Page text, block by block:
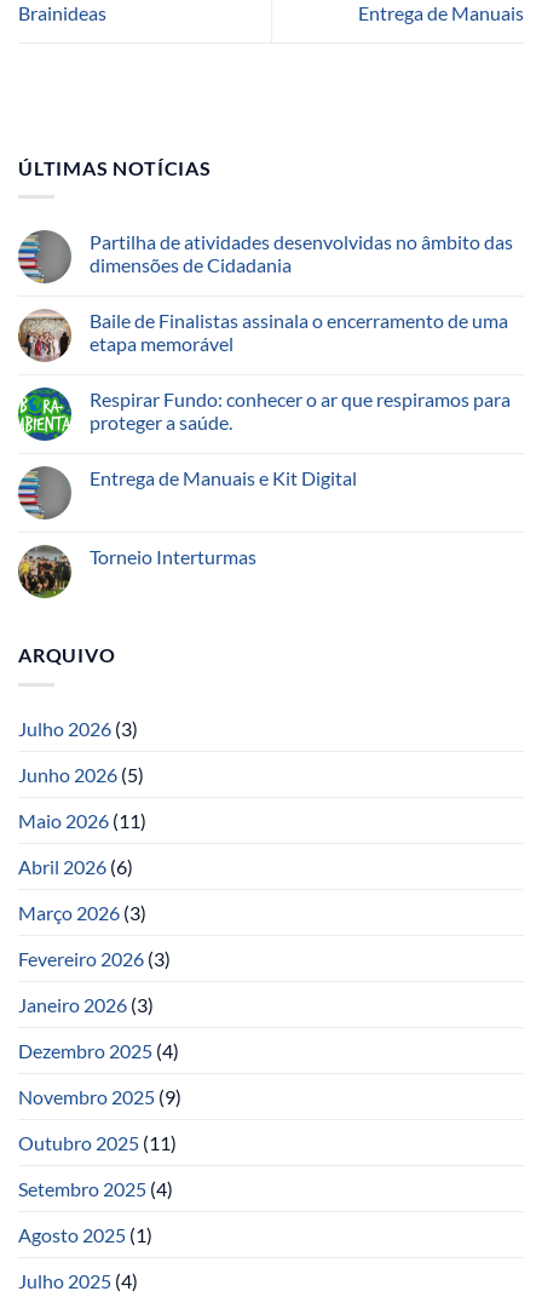
Brainideas Entrega de Manuais
ÚLTIMAS NOTÍCIAS
Partilha de atividades desenvolvidas no âmbito das
dimensões de Cidadania
Baile de Finalistas assinala o encerramento de uma
etapa memorável
Respirar Fundo: conhecer o ar que respiramos para
proteger a saúde.
Entrega de Manuais e Kit Digital
Torneio Interturmas
ARQUIVO
Julho 2026 (3)
Junho 2026 (5)
Maio 2026 (11)
Abril 2026 (6)
Março 2026 (3)
Fevereiro 2026 (3)
Janeiro 2026 (3)
Dezembro 2025 (4)
Novembro 2025 (9)
Outubro 2025 (11)
Setembro 2025 (4)
Agosto 2025 (1)
Julho 2025 (4)